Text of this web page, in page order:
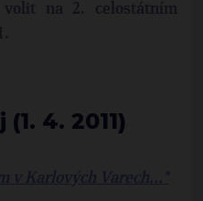
volit na 2. celostátním
4. 2011)